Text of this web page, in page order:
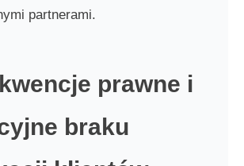
partnerami.
prawne i
braku